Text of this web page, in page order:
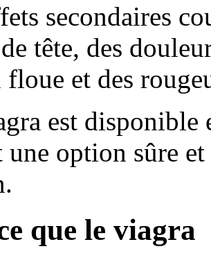
secondaires
tête, des
et des
est disponible
une option sûre
que le viagra